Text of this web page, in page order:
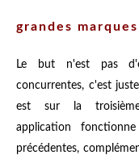
grandes marques
Le but n'est pas
concurrentes, c'est
est sur la
application
précédentes,